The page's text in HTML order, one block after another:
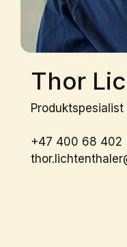
Thor
Produktspesialist
+47 400 68 402